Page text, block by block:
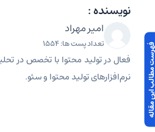
نویسنده :
امیر مهراد
تعداد پست ها: 1554
فعال در تولید محتوا با تخصص در
نرم‌افزارهای تولید محتوا و سئو.
مقاله